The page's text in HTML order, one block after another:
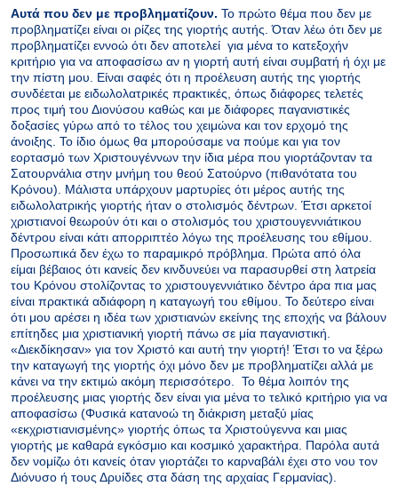
Αυτά που δεν με προβληματίζουν. Το πρώτο θέμα που δεν με
προβληματίζει είναι οι ρίζες της γιορτής αυτής. Όταν λέω ότι δεν με
προβληματίζει εννοώ ότι δεν αποτελεί για μένα το κατεξοχήν
κριτήριο για να αποφασίσω αν η γιορτή αυτή είναι συμβατή ή όχι με
την πίστη μου. Είναι σαφές ότι η προέλευση αυτής της γιορτής
συνδέεται με ειδωλολατρικές πρακτικές, όπως διάφορες τελετές
προς τιμή του Διονύσου καθώς και με διάφορες παγανιστικές
δοξασίες γύρω από το τέλος του χειμώνα και τον ερχομό της
άνοιξης. Το ίδιο όμως θα μπορούσαμε να πούμε και για τον
εορτασμό των Χριστουγέννων την ίδια μέρα που γιορτάζονταν τα
Σατουρνάλια στην μνήμη του θεού Σατούρνο (πιθανότατα του
Κρόνου). Μάλιστα υπάρχουν μαρτυρίες ότι μέρος αυτής της
ειδωλολατρικής γιορτής ήταν ο στολισμός δέντρων. Έτσι αρκετοί
χριστιανοί θεωρούν ότι και ο στολισμός του χριστουγεννιάτικου
δέντρου είναι κάτι απορριπτέο λόγω της προέλευσης του εθίμου.
Προσωπικά δεν έχω το παραμικρό πρόβλημα. Πρώτα από όλα
είμαι βέβαιος ότι κανείς δεν κινδυνεύει να παρασυρθεί στη λατρεία
του Κρόνου στολίζοντας το χριστουγεννιάτικο δέντρο άρα πια μας
είναι πρακτικά αδιάφορη η καταγωγή του εθίμου. Το δεύτερο είναι
ότι μου αρέσει η ιδέα των χριστιανών εκείνης της εποχής να βάλουν
επίτηδες μια χριστιανική γιορτή πάνω σε μία παγανιστική.
«Διεκδίκησαν» για τον Χριστό και αυτή την γιορτή! Έτσι το να ξέρω
την καταγωγή της γιορτής όχι μόνο δεν με προβληματίζει αλλά με
κάνει να την εκτιμώ ακόμη περισσότερο. Το θέμα λοιπόν της
προέλευσης μιας γιορτής δεν είναι για μένα το τελικό κριτήριο για να
αποφασίσω (Φυσικά κατανοώ τη διάκριση μεταξύ μίας
«εκχριστιανισμένης» γιορτής όπως τα Χριστούγεννα και μιας
γιορτής με καθαρά εγκόσμιο και κοσμικό χαρακτήρα. Παρόλα αυτά
δεν νομίζω ότι κανείς όταν γιορτάζει το καρναβάλι έχει στο νου τον
Διόνυσο ή τους Δρυίδες στα δάση της αρχαίας Γερμανίας).